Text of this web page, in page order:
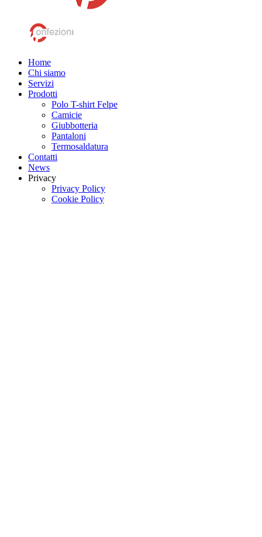
Home
Chi siamo
Servizi
Prodotti
Polo T-shirt Felpe
Camicie
Giubbotteria
Pantaloni
Termosaldatura
Contatti
News
Privacy
Privacy Policy
Cookie Policy